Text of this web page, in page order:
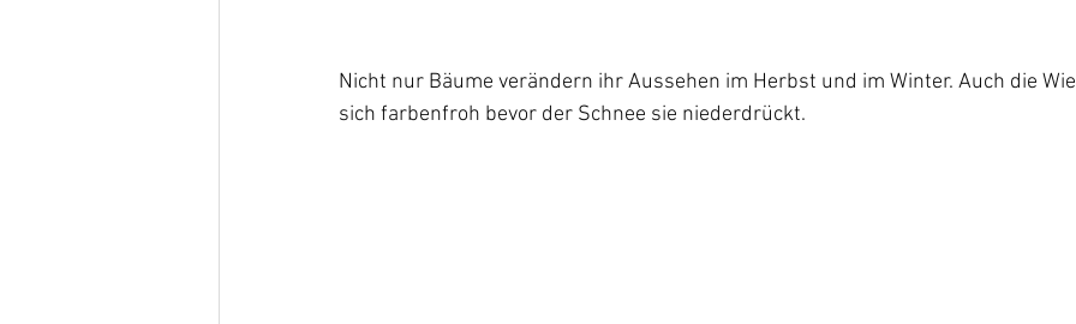
Nicht nur Bäume verändern ihr Aussehen im Herbst und im Winter. Auch die
sich farbenfroh bevor der Schnee sie niederdrückt.